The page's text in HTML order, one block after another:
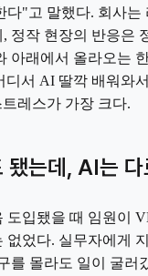
다"고 말했다. 회사는
정작 현장의 반응은
아래에서 올라오는
디서 AI 딸깍 배워와
레스가 가장 크다.
됐는데, AI는
도입됐을 때 임원이
없었다. 실무자에게
를 몰라도 일이 굴러